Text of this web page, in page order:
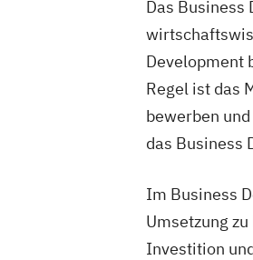
Tourismus
Tourismus
Werbe- und
Das Business
Development
Regel ist das
bewerben
das Business
Im Business
Umsetzung
Investition